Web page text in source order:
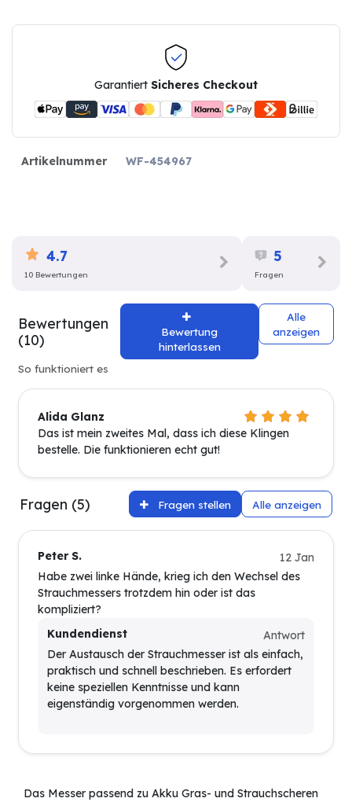
Garantiert Sicheres Checkout
Artikelnummer WF-454967
4.7
10 Bewertungen
5
Fragen
Bewertungen
(10)
Bewertung
hinterlassen
Alle
anzeigen
So funktioniert es
Alida Glanz
Das ist mein zweites Mal, dass ich diese Klingen
bestelle. Die funktionieren echt gut!
Fragen (5) Fragen stellen Alle anzeigen
Peter S.
12 Jan
Habe zwei linke Hände, krieg ich den Wechsel des
Strauchmessers trotzdem hin oder ist das
kompliziert?
Kundendienst
Antwort
Der Austausch der Strauchmesser ist als einfach,
praktisch und schnell beschrieben. Es erfordert
keine speziellen Kenntnisse und kann
eigenständig vorgenommen werden.
Das Messer passend zu Akku Gras- und Strauchscheren